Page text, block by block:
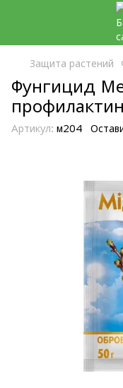
Защита растений
Фунгицид
Артикул: м204